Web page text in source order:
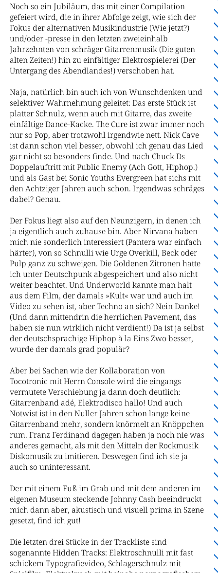
Noch so ein Jubiläum, das mit einer Compilation
gefeiert wird, die in ihrer Abfolge zeigt, wie sich der
Fokus der alternativen Musikindustrie (Wie jetzt?)
und/oder -presse in den letzten zweieinhalb
Jahrzehnten von schräger Gitarrenmusik (Die guten
alten Zeiten!) hin zu einfältiger Elektrospielerei (Der
Untergang des Abendlandes!) verschoben hat.
Naja, natürlich bin auch ich von Wunschdenken und
selektiver Wahrnehmung geleitet: Das erste Stück ist
platter Schnulz, wenn auch mit Gitarre, das zweite
einfältige Dance-Kacke. The Cure ist zwar immer noch
nur so Pop, aber trotzwohl irgendwie nett. Nick Cave
ist dann schon viel besser, obwohl ich genau das Lied
gar nicht so besonders finde. Und nach Chuck Ds
Doppelauftritt mit Public Enemy (Ach Gott, Hiphop.)
und als Gast bei Sonic Youths Evergreen hat sichs mit
den Achtziger Jahren auch schon. Irgendwas schräges
dabei? Genau.
Der Fokus liegt also auf den Neunzigern, in denen ich
ja eigentlich auch zuhause bin. Aber Nirvana haben
mich nie sonderlich interessiert (Pantera war einfach
härter), von so Schnulli wie Urge Overkill, Beck oder
Pulp ganz zu schweigen. Die Goldenen Zitronen hatte
ich unter Deutschpunk abgespeichert und also nicht
weiter beachtet. Und Underworld kannte man halt
aus dem Film, der damals »Kult« war und auch im
Video zu sehen ist, aber Techno an sich? Nein Danke!
(Und dann mittendrin die herrlichen Pavement, das
haben sie nun wirklich nicht verdient!) Da ist ja selbst
der deutschsprachige Hiphop à la Eins Zwo besser,
wurde der damals grad populär?
Aber bei Sachen wie der Kollaboration von
Tocotronic mit Herrn Console wird die eingangs
vermutete Verschiebung ja dann doch deutlich:
Gitarrenband adé, Elektrodisco hallo! Und auch
Notwist ist in den Nuller Jahren schon lange keine
Gitarrenband mehr, sondern knörmelt an Knöppchen
rum. Franz Ferdinand dagegen haben ja noch nie was
anderes gemacht, als mit den Mitteln der Rockmusik
Diskomusik zu imitieren. Deswegen find ich sie ja
auch so uninteressant.
Der mit einem Fuß im Grab und mit dem anderen im
eigenen Museum steckende Johnny Cash beeindruckt
mich dann aber, akustisch und visuell prima in Szene
gesetzt, find ich gut!
Die letzten drei Stücke in der Trackliste sind
sogenannte Hidden Tracks: Elektroschnulli mit fast
schickem Typografievideo, Schlagerschnulz mit